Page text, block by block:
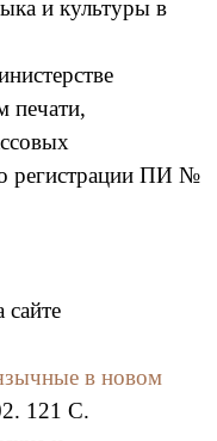
и культуры в
печати,
регистрации ПИ №
в новом
121 C.